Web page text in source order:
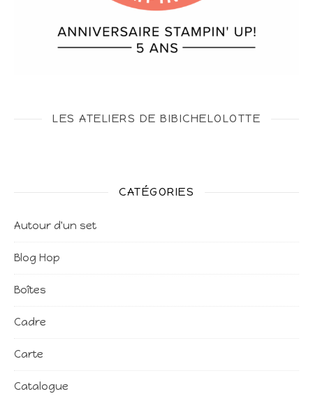
LES ATELIERS DE BIBICHELOLOTTE
CATÉGORIES
Autour d'un set
Blog Hop
Boîtes
Cadre
Carte
Catalogue